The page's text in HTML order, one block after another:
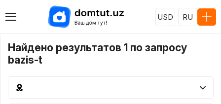
USD RU
Найдено результатов 1 по запросу
bazis-t